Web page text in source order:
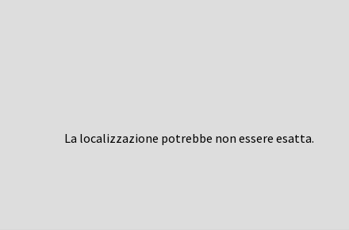
La localizzazione potrebbe non essere esatta.